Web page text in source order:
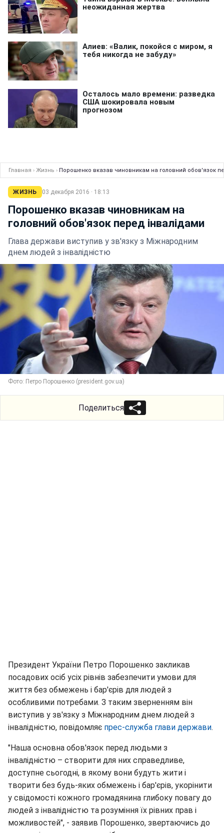
Главная › Жизнь › Порошенко вказав чиновникам на головний обов'язок
ЖИЗНЬ 03 декабря 2016 · 18:13
Порошенко вказав чиновникам на
головний обов'язок перед інвалідами
Глава держави виступив у зв'язку з Міжнародним
днем людей з інвалідністю
Фото: Петро Порошенко (president.gov.ua)
Поделиться
Президент України Петро Порошенко закликав
посадових осіб усіх рівнів забезпечити умови для
життя без обмежень і бар'єрів для людей з
особливими потребами. З таким зверненням він
виступив у зв'язку з Міжнародним днем людей з
інвалідністю, повідомляє прес-служба глави держави.
"Наша основна обов'язок перед людьми з
інвалідністю – створити для них справедливе,
доступне сьогодні, в якому вони будуть жити і
творити без будь-яких обмежень і бар'єрів, укорінити
у свідомості кожного громадянина глибоку повагу до
людей з інвалідністю та розуміння їх рівних прав і
можливостей", - заявив Порошенко, звертаючись до